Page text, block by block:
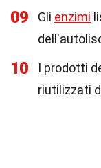
09 Gli enzimi
10
I prodotti
riutilizzati